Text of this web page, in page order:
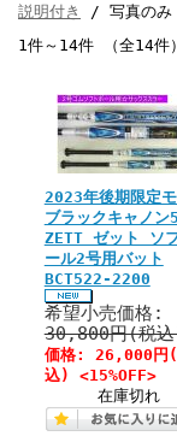
説明付き
/ 写真のみ
1件～14件 （全14件）
2023年後期限定
ブラックキャノン
ZETT ゼット ソ
ール2号用バット
BCT522-2200
希望小売価格:
30,800円(税
価格: 26,000円
込) <15%OFF>
在庫切れ